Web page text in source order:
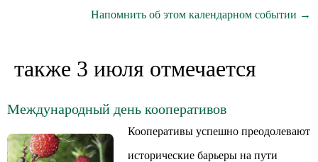
Напомнить об этом календарном событии →
также 3 июля отмечается
Международный день кооперативов
Кооперативы успешно преодолевают
исторические барьеры на пути